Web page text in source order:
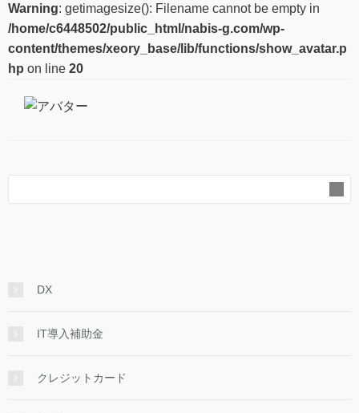
Warning: getimagesize(): Filename cannot be empty in
/home/c6448502/public_html/nabis-g.com/wp-
content/themes/xeory_base/lib/functions/show_avatar.p
hp on line 20
DX
IT導入補助金
クレジットカード